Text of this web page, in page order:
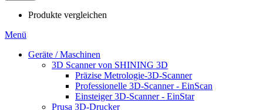
Produkte vergleichen
Menü
Geräte / Maschinen
3D Scanner von SHINING 3D
Präzise Metrologie-3D-Scanner
Professionelle 3D-Scanner - EinScan
Einsteiger 3D-Scanner - EinStar
Prusa 3D-Drucker